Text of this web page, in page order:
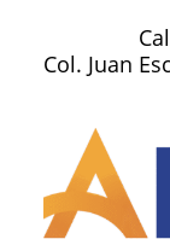
Col. Juan